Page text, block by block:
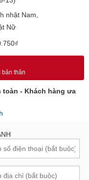
13)
nhật Nam
Nữ
thân
toàn - Khách hàng ưa